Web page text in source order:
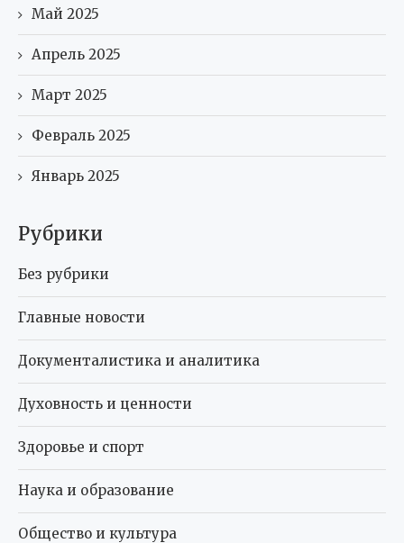
Май 2025
Апрель 2025
Март 2025
Февраль 2025
Январь 2025
Рубрики
Без рубрики
Главные новости
Документалистика и аналитика
Духовность и ценности
Здоровье и спорт
Наука и образование
Общество и культура